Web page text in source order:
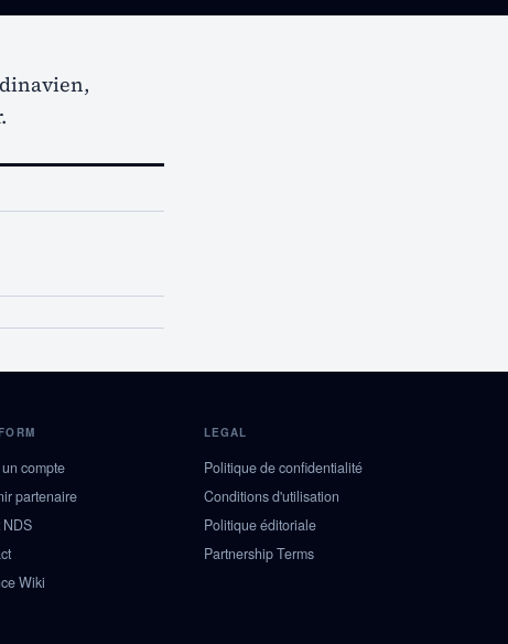
compte
partenaire
NDS
Wiki
LEGAL
Politique de confidentialité
Conditions d'utilisation
Politique éditoriale
Partnership Terms